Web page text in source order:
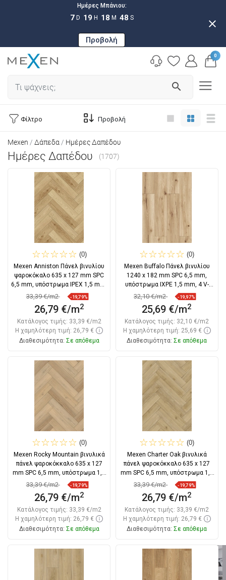
Ημέρες Μπάνιου:
7 D 19 H 18 M 47 S
Προβολή
close
search
0
Φίλτρο Προβολή
Mexen Δάπεδα Ημέρες Δαπέδου
Ημέρες Δαπέδου (1707)
(0)
Mexen Anniston Πάνελ βινυλίου
ψαροκόκαλο 635 x 127 mm SPC
6,5 mm, υπόστρωμα IPEX 1,5 mm,
4
33,39 €/m2 -19,79%
26,79 €/m2
Κατάλογος τιμής: 33,39 €/m2
Η χαμηλότερη τιμή: 26,79 €
Διαθεσιμότητα: Σε απόθεμα
Στο καλάθι
favorite_border Αγαπημένα
Σύγκριση
(0)
Mexen Buffalo Πάνελ βινυλίου
1240 x 182 mm SPC 6,5 mm,
υπόστρωμα IXPE 1,5 mm, 4 V-
Fuga, Δρυς
32,10 €/m2 -19,97%
25,69 €/m2
Κατάλογος τιμής: 32,10 €/m2
Η χαμηλότερη τιμή: 25,69 €
Διαθεσιμότητα: Σε απόθεμα
Στο καλάθι
favorite_border Αγαπημένα
Σύγκριση
(0)
Mexen Rocky Mountain βινυλικά
πάνελ ψαροκόκκαλο 635 x 127
mm SPC 6,5 mm, υπόστρωμα 1,5
mm, 4
33,39 €/m2 -19,79%
26,79 €/m2
Κατάλογος τιμής: 33,39 €/m2
Η χαμηλότερη τιμή: 26,79 €
Διαθεσιμότητα: Σε απόθεμα
Στο καλάθι
Σύγκριση
(0)
Mexen Charter Oak βινυλικά
πάνελ ψαροκόκκαλο 635 x 127
mm SPC 6,5 mm, υπόστρωμα 1,5
mm, 4
33,39 €/m2 -19,79%
26,79 €/m2
Κατάλογος τιμής: 33,39 €/m2
Η χαμηλότερη τιμή: 26,79 €
Διαθεσιμότητα: Σε απόθεμα
Στο καλάθι
Αγαπημένα
Σύγκριση